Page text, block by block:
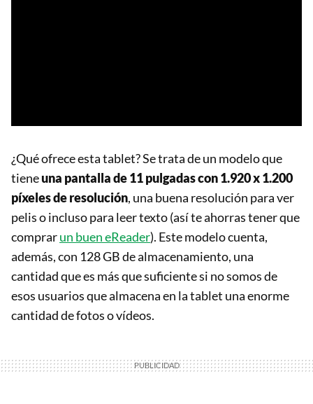
¿Qué ofrece esta tablet? Se trata de un modelo que
tieneuna pantalla de 11 pulgadas con 1.920 x 1.200
píxeles de resolución, una buena resolución para ver
pelis o incluso para leer texto (así te ahorras tener que
comprarun buen eReader). Este modelo cuenta,
además, con 128 GB de almacenamiento, una
cantidad que es más que suficiente si no somos de
esos usuarios que almacena en la tablet una enorme
cantidad de fotos o vídeos.